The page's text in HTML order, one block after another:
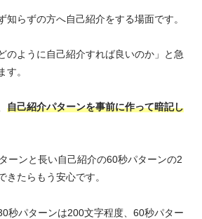
知らずの方へ自己紹介をする場面です。
のように自己紹介すれば良いのか」と急
す。
自己紹介パターンを事前に作って暗記し
ーンと長い自己紹介の60秒パターンの2
きたらもう安心です。
秒パターンは200文字程度、60秒パター